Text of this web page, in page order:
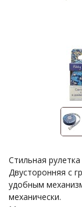
Стильная
Двусторонняя с
удобным
механически.